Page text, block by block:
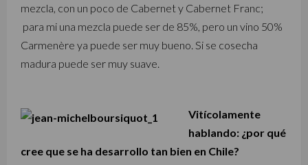
mezcla, con un poco de Cabernet y Cabernet Franc;
para mi una mezcla puede ser de 85%, pero un vino 50%
Carmenère ya puede ser muy bueno. Si se cosecha
madura puede ser muy suave.
Vitícolamente
hablando: ¿por qué
cree que se ha desarrollo tan bien en Chile?